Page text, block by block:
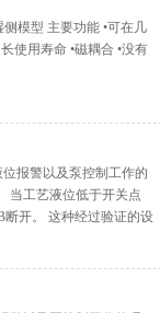
模型 主要功能 •可在几
使用寿命 •磁耦合 •没有
报警以及泵控制工作的
当工艺液位低于开关点
开。 这种经过验证的设